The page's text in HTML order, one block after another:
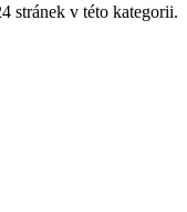
stránek v této kategorii.